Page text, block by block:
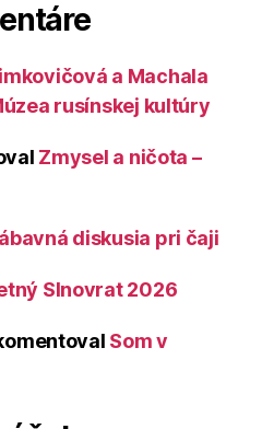
a Machala
rusínskej kultúry
Zmysel a ničota –
diskusia pri čaji
Slnovrat 2026
Som v